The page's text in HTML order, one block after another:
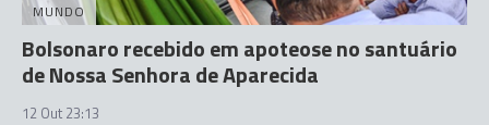
MUNDO
Bolsonaro recebido em apoteose no santuário
de Nossa Senhora de Aparecida
12 Out 23:13